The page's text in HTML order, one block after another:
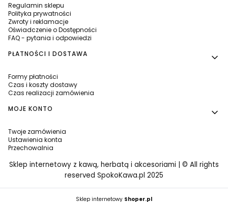
Regulamin sklepu
Polityka prywatności
Zwroty i reklamacje
Oświadczenie o Dostępności
FAQ - pytania i odpowiedzi
PŁATNOŚCI I DOSTAWA
Formy płatności
Czas i koszty dostawy
Czas realizacji zamówienia
MOJE KONTO
Twoje zamówienia
Ustawienia konta
Przechowalnia
Sklep internetowy z kawą, herbatą i akcesoriami | © All rights
reserved SpokoKawa.pl 2025
Sklep internetowy Shoper.pl